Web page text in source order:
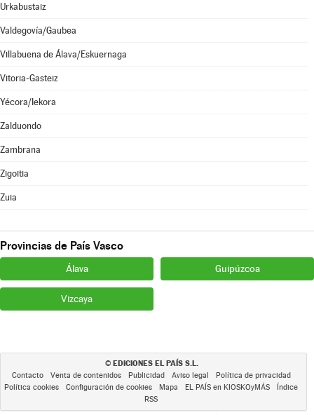
Urkabustaiz
Valdegovía/Gaubea
Villabuena de Álava/Eskuernaga
Vitoria-Gasteiz
Yécora/Iekora
Zalduondo
Zambrana
Zigoitia
Zuia
Provincias de País Vasco
Álava Guipúzcoa
Vizcaya
© EDICIONES EL PAÍS S.L.
Contacto Venta de contenidos Publicidad Aviso legal
Política de privacidad
Política cookies
Configuración de cookies Mapa EL PAÍS en KIOSKOyMÁS
Índice
RSS